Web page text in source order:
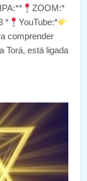
ZOOM:*
*
YouTube:*
comprender
Torá, está ligada